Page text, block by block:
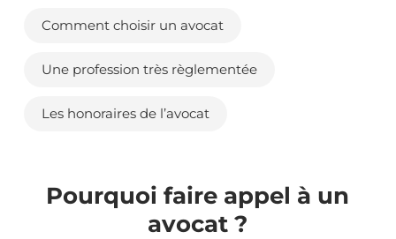
Comment choisir un avocat
Une profession très règlementée
Les honoraires de l’avocat
Pourquoi faire appel à un
avocat ?